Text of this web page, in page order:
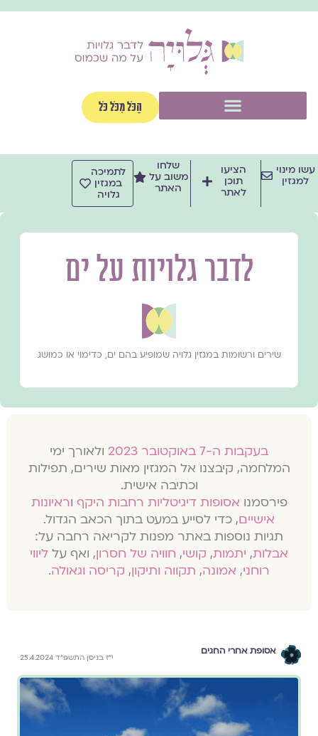
לתוכן
הַכֹּל מִכֹּל כֹּל
עשו מינוי
למגזין
הציעו
תוכן
לאתר
שלחו
משוב על
האתר
לתמיכה
במגזין
גלויה
לדבר גלויות על ים
שירים ורשומות במגזין גלויה שמופיע בהם ים, כדימוי או כמושג
בעקבות ה-7 באוקטובר 2023
ולאורך ימי
המלחמה, קיבצנו אל המגזין מאות שירים, תפילות
וכתיבה אישית.
פירסמנו אסופות דיגיטליות רחבות היקף וראיונות
אישיים, כדי לסייע במעט בתוך הכאב הגדול.
תגיות נוספות באתר מפנות לקריאה רחבה על:
אבלות, יתמות, קושי, חוויה של חסרון, ואף על ליווי
רוחני, אמונה, תקווה ותיקון, קריסה וגאולה.
אסופת אחרי החגים
י״ז בניסן התשפ״ד 25.4.2024